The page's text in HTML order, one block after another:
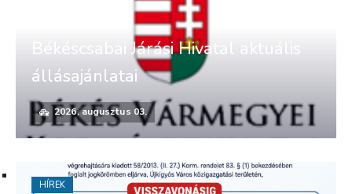
Békéscsabai Járási Hivatal aktuális
állásajánlatai
2026. augusztus 03.
HÍREK